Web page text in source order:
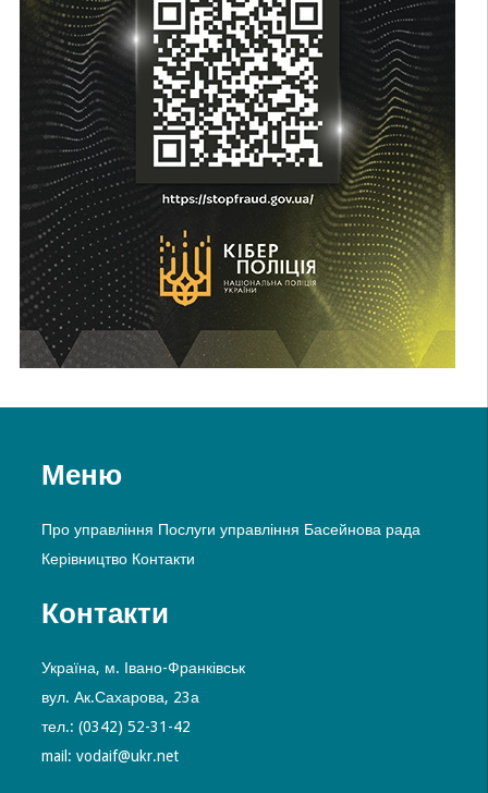
Меню
Про управління Послуги управління Басейнова рада
Керівництво Контакти
Контакти
Україна, м. Івано-Франківськ
вул. Ак.Сахарова, 23а
тел.: (0342) 52-31-42
mail: vodaif@ukr.net